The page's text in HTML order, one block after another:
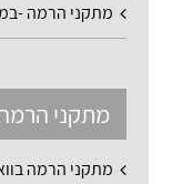
מתקני הרמה -
מתקני
מתקני הרמה